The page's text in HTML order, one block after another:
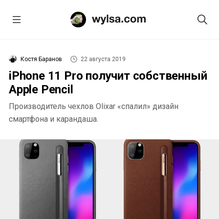
Костя Баранов 22 августа 2019
iPhone 11 Pro получит собственный
Apple Pencil
Производитель чехлов Olixar «спалил» дизайн
смартфона и карандаша.